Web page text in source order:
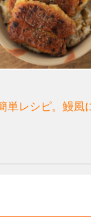
単レシピ。鰻風